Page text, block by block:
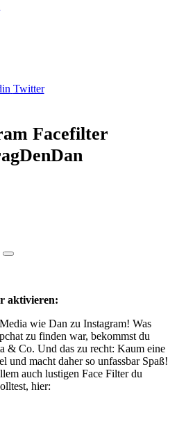
Twitter
Facefilter
aktivieren:
wie Dan zu Instagram! Was
zu finden war, bekommst du
& Co. Und das zu recht: Kaum eine
und macht daher so unfassbar Spaß!
auch lustigen Face Filter du
hier: